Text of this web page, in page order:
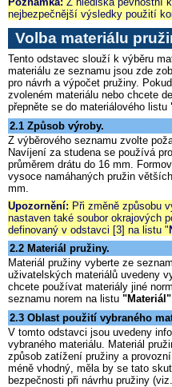
nejbezpečnější výsledky použití
Volba materiálu
Tento odstavec slouží k výběru
materiálu ze seznamu jsou zde
pro návrh a výpočet pružiny.
zvoleném materiálu nebo chcete
přepněte se do materiálového listu
2.1 Způsob výroby.
Z výběrového seznamu zvolte
Navíjení za studena se používá
průměrem drátu do 16 mm.
vysoce namáhaných pružin
mm.
Upozornění: Při změně způsobu
nastaven také soubor okrajových
definovaný v odstavci [3] na listu "
2.2 Materiál pružiny.
Materiál pružiny vyberte ze
uživatelských materiálů uvedeny
chcete používat materiály jiné
seznamu norem na listu "Materiál"
2.3 Oblast použití vybraného
V tomto odstavci jsou uvedeny
vybraného materiálu. Materiál
způsob zatížení pružiny a
méně vhodný, měla by se tato
bezpečnosti při návrhu pružiny